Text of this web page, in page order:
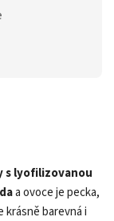
s lyofilizovanou
a ovoce je pecka,
krásně barevná i